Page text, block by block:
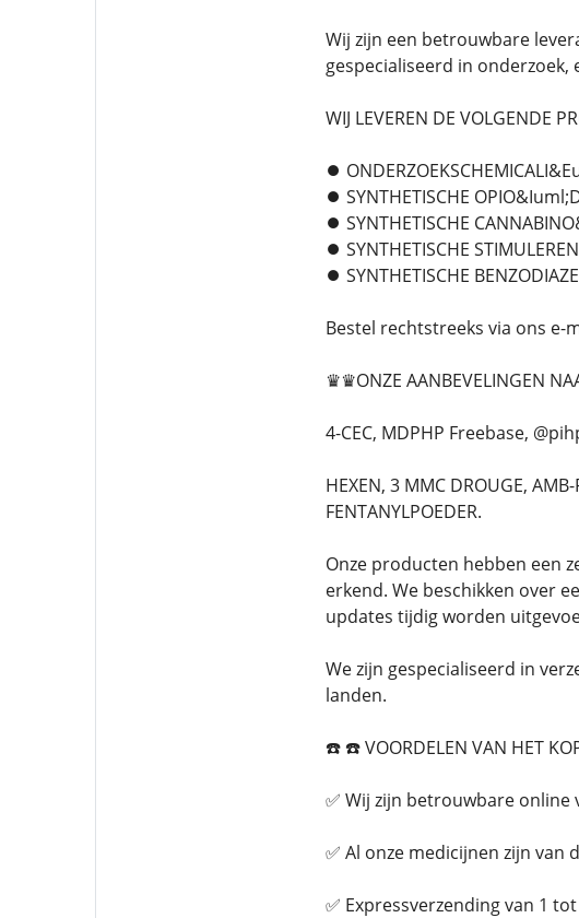
Wij zijn een betrouwbare
gespecialiseerd in
WIJ LEVEREN DE VOLGENDE
⏺️
⏺️ SYNTHETISCHE
⏺️ SYNTHETISCHE
⏺️ SYNTHETISCHE
⏺️ SYNTHETISCHE
Bestel rechtstreeks via ons e-
♛♛ONZE AANBEVELINGEN
4-CEC, MDPHP Freebase,
HEXEN, 3 MMC DROUGE,
FENTANYLPOEDER.
Onze producten hebben een
erkend. We beschikken over
updates tijdig worden
We zijn gespecialiseerd in
landen.
☎️ ☎️ VOORDELEN VAN HET
✅ Wij zijn betrouwbare online
✅ Al onze medicijnen zijn
✅ Expressverzending van 1